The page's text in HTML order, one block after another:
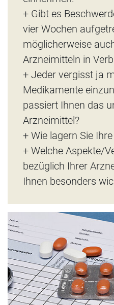
+ Gibt es
vier Wochen
möglicherweise
Arzneimitteln in
+ Jeder vergisst ja
Medikamente
passiert Ihnen das
Arzneimittel?
+ Wie lagern Sie
+ Welche Aspekte/
bezüglich Ihrer
Ihnen besonders